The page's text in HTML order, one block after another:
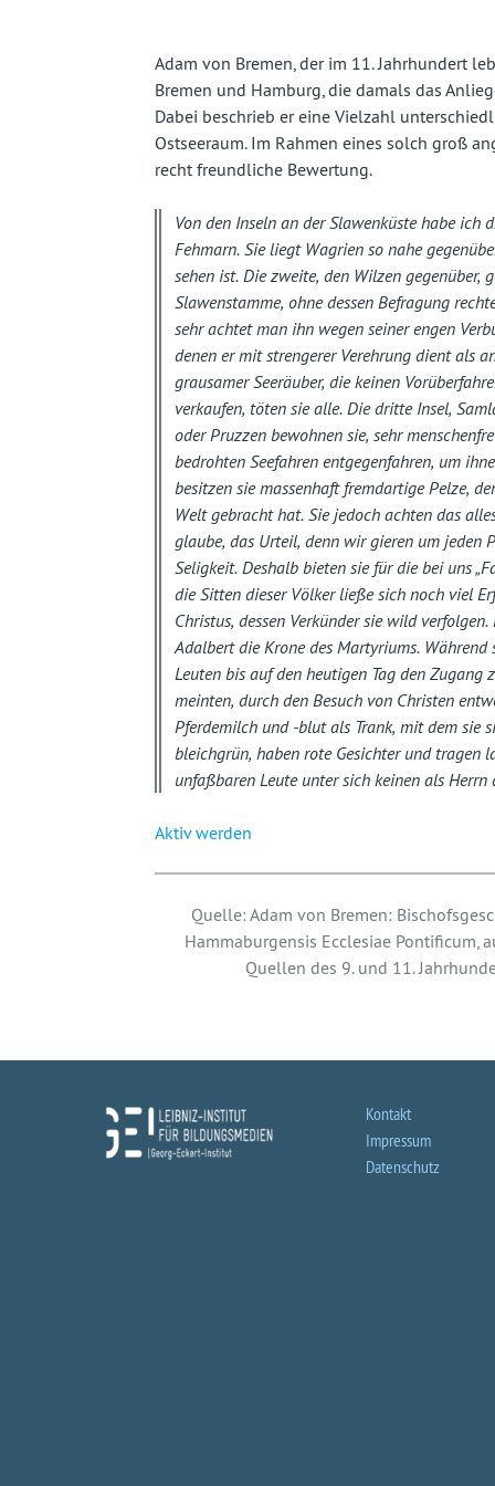
vergessenes
Land
Adam von Bremen, der im 11. Jahrhundert
Bremen und Hamburg, die damals das
Dabei beschrieb er eine Vielzahl
Ostseeraum. Im Rahmen eines solch groß
recht freundliche Bewertung.
Von den Inseln an der Slawenküste habe ich
Fehmarn. Sie liegt Wagrien so nahe
sehen ist. Die zweite, den Wilzen gegenüber,
Slawenstamme, ohne dessen Befragung
sehr achtet man ihn wegen seiner engen
denen er mit strengerer Verehrung dient als
grausamer Seeräuber, die keinen
verkaufen, töten sie alle. Die dritte Insel,
oder Pruzzen bewohnen sie, sehr
bedrohten Seefahren entgegenfahren, um
besitzen sie massenhaft fremdartige Pelze,
Welt gebracht hat. Sie jedoch achten das
glaube, das Urteil, denn wir gieren um jeden
Seligkeit. Deshalb bieten sie für die bei uns
die Sitten dieser Völker ließe sich noch viel
Christus, dessen Verkünder sie wild
Adalbert die Krone des Martyriums.
Leuten bis auf den heutigen Tag den
meinten, durch den Besuch von Christen
Pferdemilch und -blut als Trank, mit dem sie
bleichgrün, haben rote Gesichter und tragen
unfaßbaren Leute unter sich keinen als Herrn
Aktiv werden
Quelle: Adam von Bremen:
Hammaburgensis Ecclesiae Pontificum,
Quellen des 9. und 11.
Kontakt
Impressum
Datenschutz